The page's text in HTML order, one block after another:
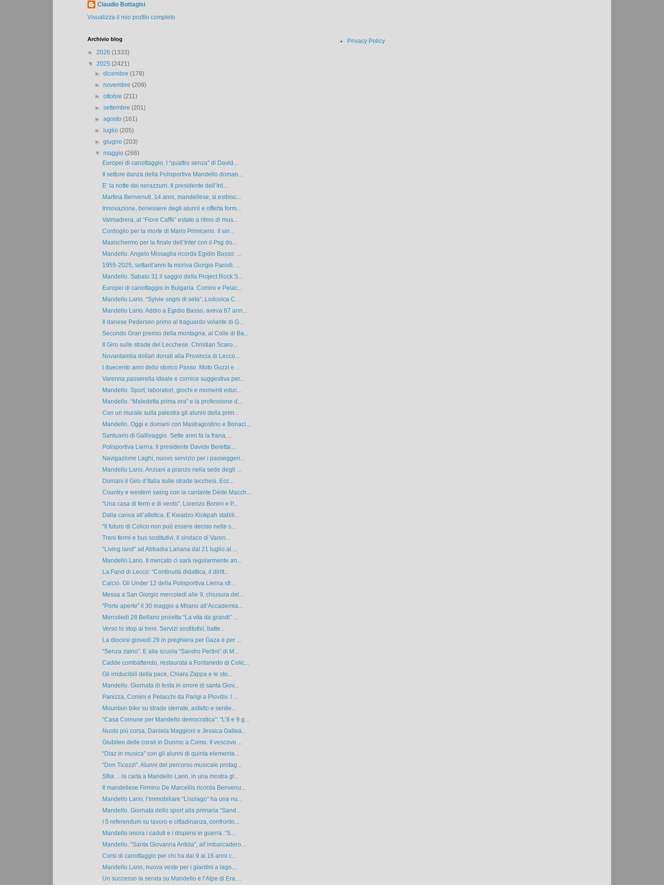
Claudio Bottagisi
Visualizza il mio profilo completo
Archivio blog
► 2026 (1333)
▼ 2025 (2421)
►dicembre(178)
►novembre(209)
►ottobre(211)
►settembre(201)
►agosto(161)
►luglio(205)
►giugno(203)
▼maggio(266)
Europei di canottaggio. I “quattro senza” di David...
Il settore danza della Polisportiva Mandello doman...
E’ la notte dei nerazzurri. Il presidente dell’Int...
Martina Benvenuti, 14 anni, mandellese, si esibisc...
Innovazione, benessere degli alunni e offerta form...
Valmadrera, al “Fiore Caffè” estate a ritmo di mus...
Cordoglio per la morte di Mario Primicerio. Il sin...
Maxischermo per la finale dell’Inter con il Psg do...
Mandello. Angelo Missaglia ricorda Egidio Basso: ...
1955-2025, settant’anni fa moriva Giorgio Parodi. ...
Mandello. Sabato 31 il saggio della Project Rock S...
Europei di canottaggio in Bulgaria. Comini e Pelac...
Mandello Lario. “Sylvie sogni di seta”, Lodovica C...
Mandello Lario. Addio a Egidio Basso, aveva 87 ann...
Il danese Pedersen primo al traguardo volante di G...
Secondo Gran premio della montagna, al Colle di Ba...
Il Giro sulle strade del Lecchese. Christian Scaro...
Novantamila dollari donati alla Provincia di Lecco...
I duecento anni dello storico Passo. Moto Guzzi e ...
Varenna passerella ideale e cornice suggestiva per...
Mandello. Sport, laboratori, giochi e momenti educ...
Mandello. “Maledetta prima ora” e la professione d...
Con un murale sulla palestra gli alunni della prim...
Mandello. Oggi e domani con Mastragostino e Bonaci...
Santuario di Gallivaggio. Sette anni fa la frana, ...
Polisportiva Lierna. Il presidente Davide Beretta:...
Navigazione Laghi, nuovo servizio per i passeggeri...
Mandello Lario. Anziani a pranzo nella sede degli ...
Domani il Giro d’Italia sulle strade lecchesi. Ecc...
Country e western swing con la cantante Dédé Macch...
“Una casa di ferro e di vento”, Lorenzo Bonini e P...
Dalla canoa all’atletica. E Kwadzo Klokpah stabili...
“Il futuro di Colico non può essere deciso nelle s...
Treni fermi e bus sostitutivi. Il sindaco di Varen...
“Living land” ad Abbadia Lariana dal 21 luglio al ...
Mandello Lario. Il mercato ci sarà regolarmente an...
La Fand di Lecco: “Continuità didattica, il diritt...
Calcio. Gli Under 12 della Polisportiva Lierna sfi...
Messa a San Giorgio mercoledì alle 9, chiusura del...
“Porte aperte” il 30 maggio a Milano all’Accademia...
Mercoledì 28 Bellano proietta “La vita da grandi” ...
Verso lo stop ai treni. Servizi sostitutivi, batte...
La diocesi giovedì 29 in preghiera per Gaza e per ...
“Senza zaino”. E alla scuola “Sandro Pertini” di M...
Cadde combattendo, restaurata a Fontanedo di Colic...
Gli irriducibili della pace, Chiara Zappa e le sto...
Mandello. Giornata di festa in onore di santa Giov...
Panizza, Comini e Pelacchi da Parigi a Plovdiv. I ...
Mountain bike su strade sterrate, asfalto e sentie...
“Casa Comune per Mandello democratica”: “L’8 e 9 g...
Nuoto più corsa, Daniela Maggioni e Jessica Gallea...
Giubileo delle corali in Duomo a Como. Il vescovo ...
“Diaz in musica” con gli alunni di quinta elementa...
“Don Ticozzi”. Alunni del percorso musicale protag...
Sfila… la carta a Mandello Lario, in una mostra gl...
Il mandellese Firmino De Marcellis ricorda Benvenu...
Mandello Lario, l’Immobiliare “Lisolago” ha una nu...
Mandello. Giornata dello sport alla primaria “Sand...
I 5 referendum su lavoro e cittadinanza, confronto...
Mandello onora i caduti e i dispersi in guerra. “S...
Mandello. "Santa Giovanna Antida", all’imbarcadero...
Corsi di canottaggio per chi ha dai 9 ai 16 anni c...
Mandello Lario, nuova veste per i giardini a lago....
Un successo la serata su Mandello e l’Alpe di Era....
Privacy Policy